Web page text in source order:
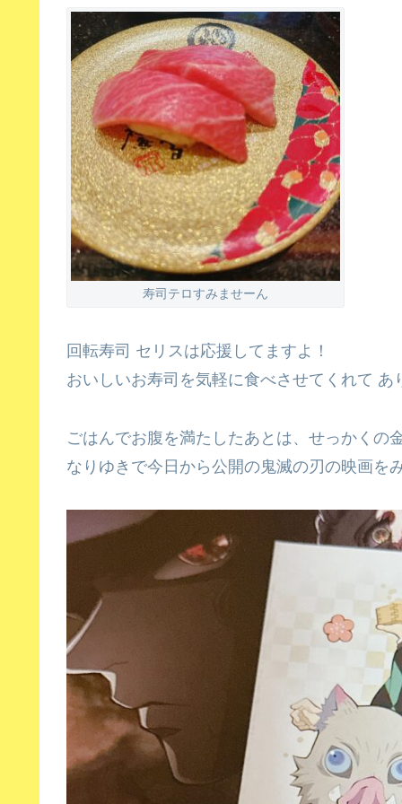
寿司テロすみませーん
回転寿司 セリスは応援してますよ！
おいしいお寿司を気軽に食べさせてくれて あ
ごはんでお腹を満たしたあとは、せっかくの
なりゆきで今日から公開の鬼滅の刃の映画を